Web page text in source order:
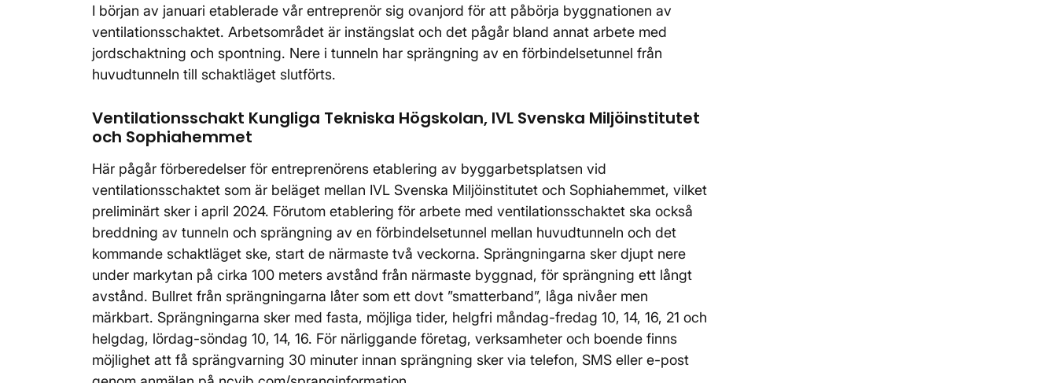
I början av januari etablerade vår entreprenör sig ovanjord för att påbörja byggnationen av
ventilationsschaktet. Arbetsområdet är instängslat och det pågår bland annat arbete med
jordschaktning och spontning. Nere i tunneln har sprängning av en förbindelsetunnel från
huvudtunneln till schaktläget slutförts.
Ventilationsschakt Kungliga Tekniska Högskolan, IVL Svenska Miljöinstitutet
och Sophiahemmet
Här pågår förberedelser för entreprenörens etablering av byggarbetsplatsen vid
ventilationsschaktet som är beläget mellan IVL Svenska Miljöinstitutet och Sophiahemmet, vilket
preliminärt sker i april 2024. Förutom etablering för arbete med ventilationsschaktet ska också
breddning av tunneln och sprängning av en förbindelsetunnel mellan huvudtunneln och det
kommande schaktläget ske, start de närmaste två veckorna. Sprängningarna sker djupt nere
under markytan på cirka 100 meters avstånd från närmaste byggnad, för sprängning ett långt
avstånd. Bullret från sprängningarna låter som ett dovt ”smatterband”, låga nivåer men
märkbart. Sprängningarna sker med fasta, möjliga tider, helgfri måndag-fredag 10, 14, 16, 21 och
helgdag, lördag-söndag 10, 14, 16. För närliggande företag, verksamheter och boende finns
möjlighet att få sprängvarning 30 minuter innan sprängning sker via telefon, SMS eller e-post